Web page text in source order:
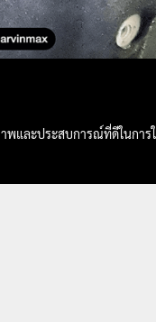
พและประสบการณ์ที่ดีในกา